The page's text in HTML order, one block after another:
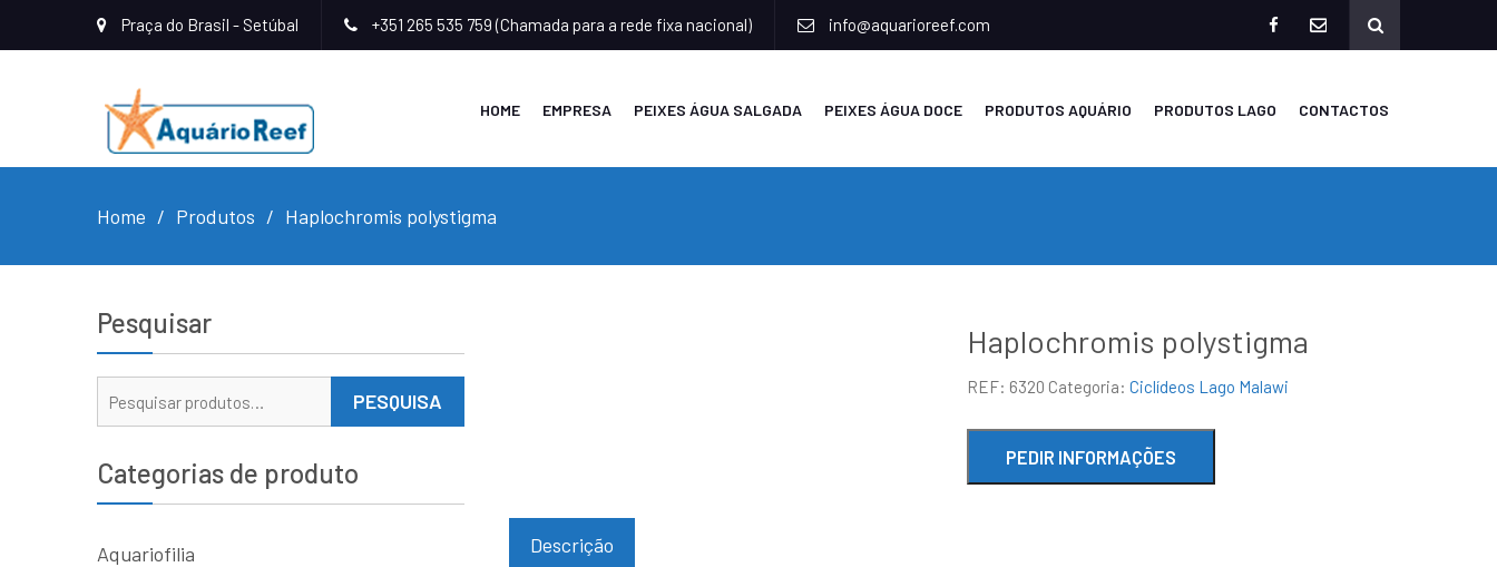
Praça do Brasil - Setúbal +351 265 535 759 (Chamada para a rede fixa nacional) info@aquarioreef.com
HOME EMPRESA PEIXES ÁGUA SALGADA PEIXES ÁGUA DOCE PRODUTOS AQUÁRIO PRODUTOS LAGO CONTACTOS
Home Produtos Haplochromis polystigma
Haplochromis polystigma
REF: 6320 Categoria:Ciclídeos Lago Malawi
Descrição
Pesquisar
PESQUISA
Categorias de produto
Aquariofilia